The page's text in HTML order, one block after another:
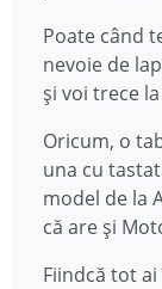
Poate când
nevoie de
și voi trece
Oricum, o
una cu
model de la
că are și
Fiindcă tot